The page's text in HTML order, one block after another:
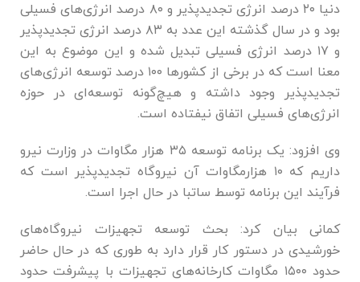
دنیا ۲۰ درصد انرژی تجدیدپذیر و ۸۰ درصد انرژی‌های فسیلی
بود و در سال گذشته این عدد به ۸۳ درصد انرژی تجدیدپذیر
و ۱۷ درصد انرژی فسیلی تبدیل شده و این موضوع به این
معنا است که در برخی از کشور‌ها ۱۰۰ درصد توسعه انرژی‌های
تجدیدپذیر وجود داشته و هیچ‌گونه توسعه‌ای در حوزه
انرژی‌های فسیلی اتفاق نیفتاده است.
وی افزود: یک برنامه توسعه ۳۵ هزار مگاوات در وزارت نیرو
داریم که ۱۰ هزارمگاوات آن نیروگاه تجدیدپذیر است که
فرآیند این برنامه توسط ساتبا در حال اجرا است.
کمانی بیان کرد: بحث توسعه تجهیزات نیروگاه‌های
خورشیدی در دستور کار قرار دارد به طوری که در حال حاضر
حدود ۱۵۰۰ مگاوات کارخانه‌های تجهیزات با پیشرفت حدود